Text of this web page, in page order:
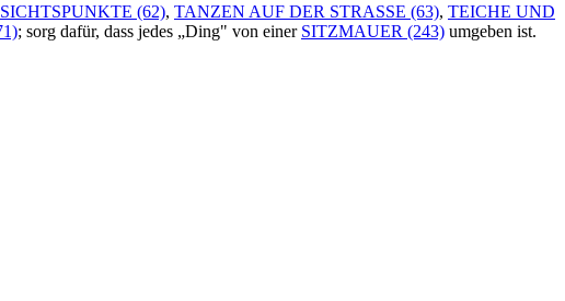
(62), TANZEN AUF DER STRASSE (63), TEICHE UND
; sorg dafür, dass jedes „Ding" von einer SITZMAUER (243) umgeben ist.